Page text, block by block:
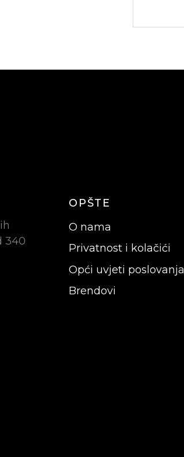
340
OPŠTE
O nama
Privatnost i kolačići
Opći uvjeti poslovanja
Brendovi